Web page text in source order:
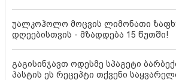
უალკოჰოლო მოცვის ლიმონათი
დღეებისთვის - მზადდება 15 წუთში!
გაგისინჯავთ ოდესმე სპაგეტი
პასტის ეს რეცეპტი თქვენი